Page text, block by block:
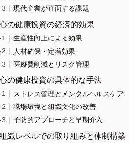
現代企業が直面する課題
心の健康投資の経済的効果
生産性向上による効果
人材確保・定着効果
医療費削減とリスク管理
心の健康投資の具体的な手法
ストレス管理とメンタルヘルスケア
職場環境と組織文化の改善
予防的アプローチと早期介入
組織レベルでの取り組みと体制構築